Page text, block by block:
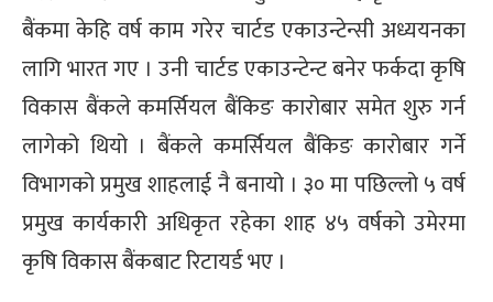
बैंकमा केहि वर्ष काम गरेर चार्टड एकाउन्टेन्सी अध्ययनका
लागि भारत गए । उनी चार्टड एकाउन्टेन्ट बनेर फर्कदा कृषि
विकास बैंकले कमर्सियल बैंकिङ कारोबार समेत शुरु गर्न
लागेको थियो । बैंकले कमर्सियल बैंकिङ कारोबार गर्ने
विभागको प्रमुख शाहलाई नै बनायो । ३० मा पछिल्लो ५ वर्ष
प्रमुख कार्यकारी अधिकृत रहेका शाह ४५ वर्षको उमेरमा
कृषि विकास बैंकबाट रिटायर्ड भए ।